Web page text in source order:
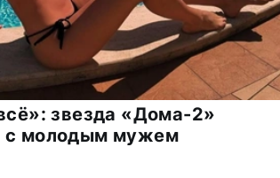
звезда «Дома-2»
с молодым мужем